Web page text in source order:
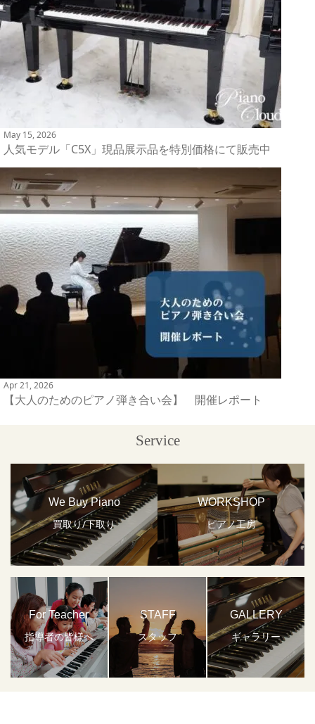
May 15, 2026
人気モデル「C5X」現品展示品を特別価格にて販売中
Apr 21, 2026
【大人のためのピアノ弾き合い会】 開催レポート
Service
We Buy Piano
買取り/下取り
WORKSHOP
ピアノ工房
For Teacher
指導者の皆様へ
STAFF
スタッフ
GALLERY
ギャラリー